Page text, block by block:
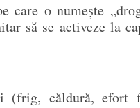
o numește
să se activeze la
(frig, căldură,